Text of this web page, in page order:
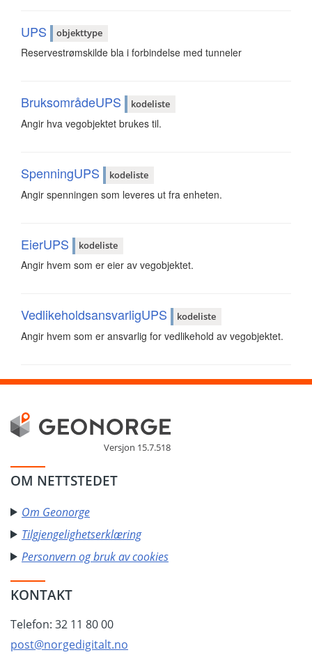
UPS objekttype
Reservestrømskilde bla i forbindelse med tunneler
BruksområdeUPS kodeliste
Angir hva vegobjektet brukes til.
SpenningUPS kodeliste
Angir spenningen som leveres ut fra enheten.
EierUPS kodeliste
Angir hvem som er eier av vegobjektet.
VedlikeholdsansvarligUPS kodeliste
Angir hvem som er ansvarlig for vedlikehold av vegobjektet.